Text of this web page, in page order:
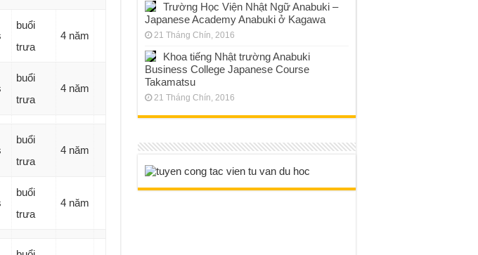
buổi
trưa
4 năm
buổi
trưa
4 năm
buổi
trưa
4 năm
buổi
trưa
4 năm
Trường Học Viện Nhật Ngữ Anabuki –
Japanese Academy Anabuki ở Kagawa
21 Tháng Chín, 2016
Khoa tiếng Nhật trường Anabuki
Business College Japanese Course
Takamatsu
21 Tháng Chín, 2016